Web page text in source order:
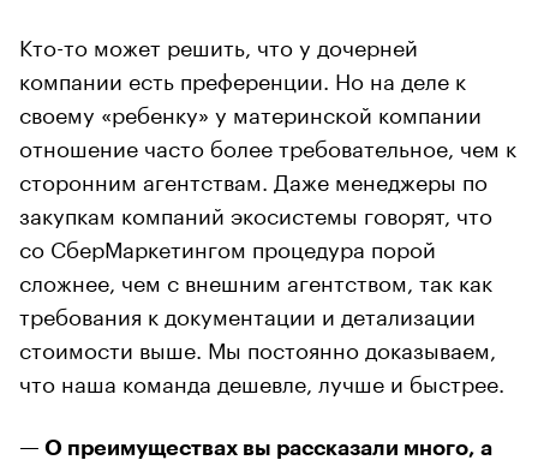
Кто-то может решить, что у дочерней
компании есть преференции. Но на деле к
своему «ребенку» у материнской компании
отношение часто более требовательное, чем к
сторонним агентствам. Даже менеджеры по
закупкам компаний экосистемы говорят, что
со СберМаркетингом процедура порой
сложнее, чем с внешним агентством, так как
требования к документации и детализации
стоимости выше. Мы постоянно доказываем,
что наша команда дешевле, лучше и быстрее.
— О преимуществах вы рассказали много, а